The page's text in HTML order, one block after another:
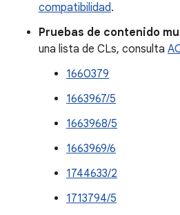
compatibilidad.
Pruebas de contenido
una lista de CLs, consulta
1660379
1663967/5
1663968/5
1663969/6
1744633/2
1713794/5